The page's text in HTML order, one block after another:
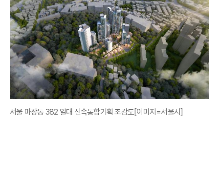
서울 마장동 382 일대 신속통합기획 조감도[이미지=서울시]